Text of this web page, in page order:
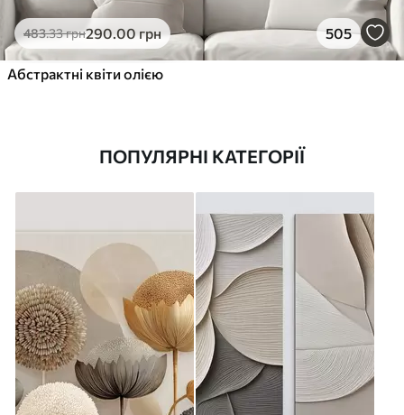
483.33грн290.00грн 505
Абстрактні квіти олією
ПОПУЛЯРНІ КАТЕГОРІЇ